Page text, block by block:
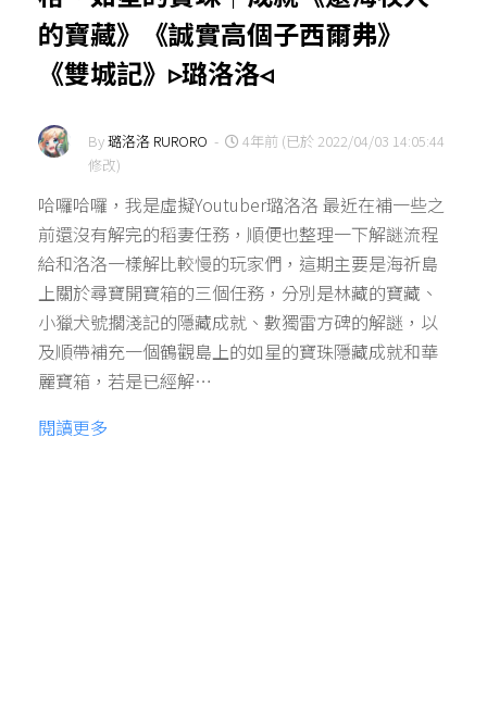
的寶藏》《誠實高個子西爾弗》
《雙城記》▹璐洛洛◃
By璐洛洛 RURORO -
4年前 (已於 2022/04/03 14:05:44
修改)
哈囉哈囉，我是虛擬Youtuber璐洛洛 最近在補一些之
前還沒有解完的稻妻任務，順便也整理一下解謎流程
給和洛洛一樣解比較慢的玩家們，這期主要是海祈島
上關於尋寶開寶箱的三個任務，分別是林藏的寶藏、
小獵犬號擱淺記的隱藏成就、數獨雷方碑的解謎，以
及順帶補充一個鶴觀島上的如星的寶珠隱藏成就和華
麗寶箱，若是已經解…
閱讀更多